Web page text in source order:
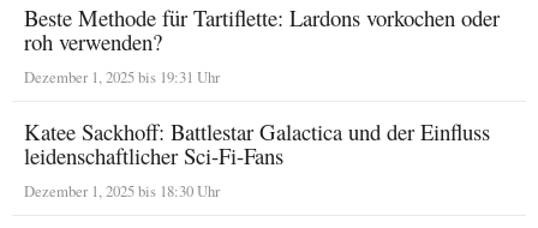
Beste Methode für Tartiflette: Lardons vorkochen oder
roh verwenden?
Dezember 1, 2025 bis 19:31 Uhr
Katee Sackhoff: Battlestar Galactica und der Einfluss
leidenschaftlicher Sci-Fi-Fans
Dezember 1, 2025 bis 18:30 Uhr